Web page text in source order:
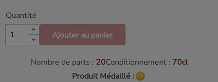
Quantité
Ajouter au panier
Nombre de parts : 20Conditionnement : 70cl
Produit Médaillé :